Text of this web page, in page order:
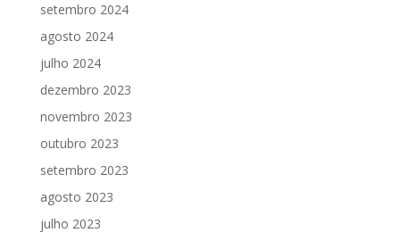
setembro 2024
agosto 2024
julho 2024
dezembro 2023
novembro 2023
outubro 2023
setembro 2023
agosto 2023
julho 2023